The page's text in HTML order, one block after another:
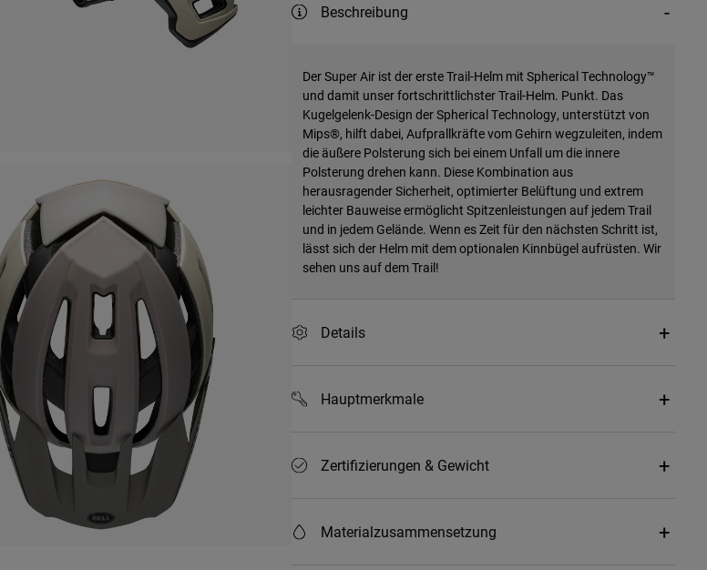
Beschreibung
Der Super Air ist der erste Trail-Helm mit Spherical Technology™
und damit unser fortschrittlichster Trail-Helm. Punkt. Das
Kugelgelenk-Design der Spherical Technology, unterstützt von
Mips®, hilft dabei, Aufprallkräfte vom Gehirn wegzuleiten, indem
die äußere Polsterung sich bei einem Unfall um die innere
Polsterung drehen kann. Diese Kombination aus
herausragender Sicherheit, optimierter Belüftung und extrem
leichter Bauweise ermöglicht Spitzenleistungen auf jedem Trail
und in jedem Gelände. Wenn es Zeit für den nächsten Schritt ist,
lässt sich der Helm mit dem optionalen Kinnbügel aufrüsten. Wir
sehen uns auf dem Trail!
Details
Hauptmerkmale
Zertifizierungen & Gewicht
Materialzusammensetzung